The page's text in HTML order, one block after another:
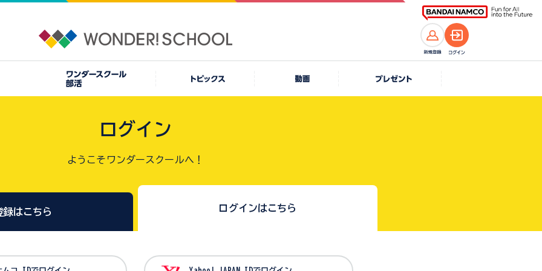
ログイン
ようこそワンダースクールへ！
録はこちら ログインはこちら